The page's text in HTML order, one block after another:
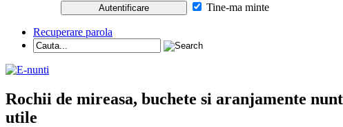
Tine-ma minte
Recuperare parola
Rochii de mireasa, buchete si aranjamente
utile